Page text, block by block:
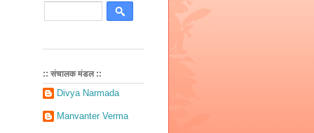
:: संचालक मंडल ::
Divya Narmada
Manvanter Verma